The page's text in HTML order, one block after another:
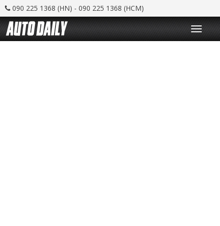
090 225 1368 (HN) - 090 225 1368 (HCM)
T
o
g